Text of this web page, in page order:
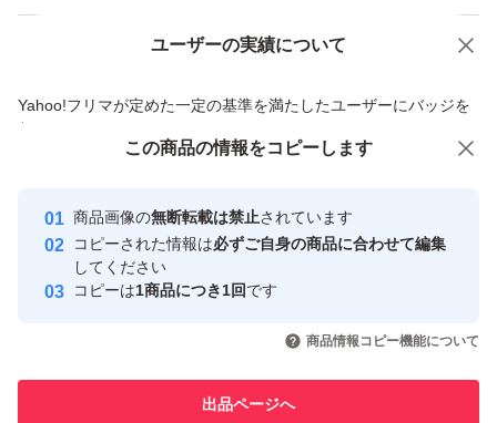
ユーザーの実績について
Yahoo!フリマが定めた一定の基準を満たしたユーザーにバッジを
付与しています
安心取引出品者
心・安全なユーザーです
取引実績
引を完了させた実績があります
での取引実績があります
価格の相談 商品への質問
この商品の情報をコピーします
商品画像の無断転載は禁止されています
コピーされた情報は必ずご自身の商品に合わせて編集
してください
コピーは1商品につき1回です
商品情報コピー機能について
出品ページへ
この商品をみている人にオススメ